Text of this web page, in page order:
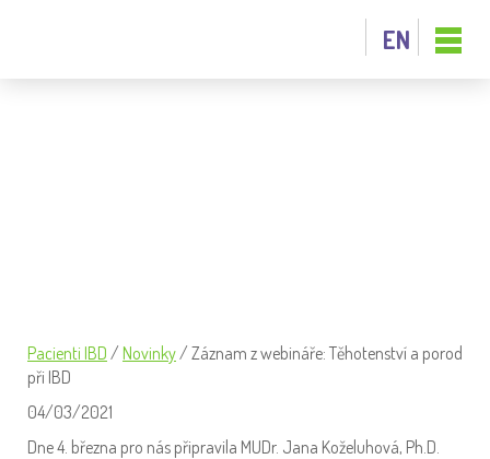
EN
Pacienti IBD / Novinky/ Záznam z webináře: Těhotenství a porod
při IBD
04/03/2021
Dne 4. března pro nás připravila MUDr. Jana Koželuhová, Ph.D.